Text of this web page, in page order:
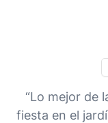
“Lo mejor de
fiesta en el